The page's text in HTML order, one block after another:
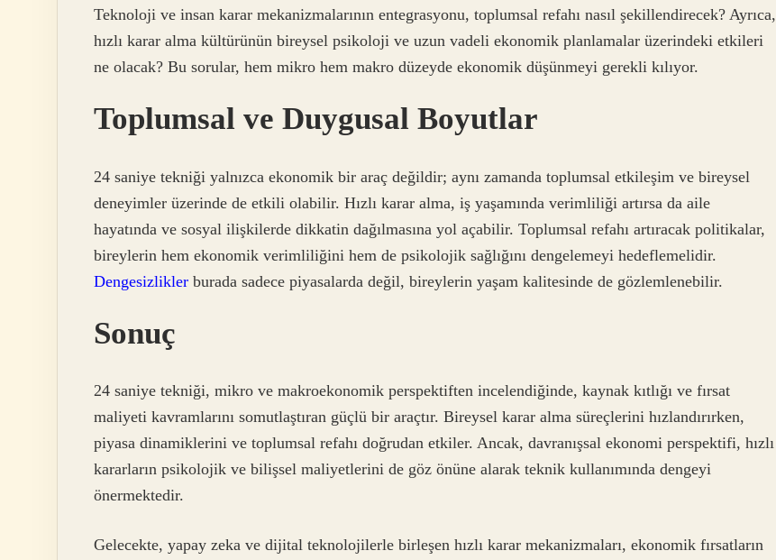
Teknoloji ve insan karar mekanizmalarının entegrasyonu, toplumsal refahı nasıl şekillendirecek? Ayrıca,
hızlı karar alma kültürünün bireysel psikoloji ve uzun vadeli ekonomik planlamalar üzerindeki etkileri
ne olacak? Bu sorular, hem mikro hem makro düzeyde ekonomik düşünmeyi gerekli kılıyor.
Toplumsal ve Duygusal Boyutlar
24 saniye tekniği yalnızca ekonomik bir araç değildir; aynı zamanda toplumsal etkileşim ve bireysel
deneyimler üzerinde de etkili olabilir. Hızlı karar alma, iş yaşamında verimliliği artırsa da aile
hayatında ve sosyal ilişkilerde dikkatin dağılmasına yol açabilir. Toplumsal refahı artıracak politikalar,
bireylerin hem ekonomik verimliliğini hem de psikolojik sağlığını dengelemeyi hedeflemelidir.
Dengesizlikler burada sadece piyasalarda değil, bireylerin yaşam kalitesinde de gözlemlenebilir.
Sonuç
24 saniye tekniği, mikro ve makroekonomik perspektiften incelendiğinde, kaynak kıtlığı ve fırsat
maliyeti kavramlarını somutlaştıran güçlü bir araçtır. Bireysel karar alma süreçlerini hızlandırırken,
piyasa dinamiklerini ve toplumsal refahı doğrudan etkiler. Ancak, davranışsal ekonomi perspektifi, hızlı
kararların psikolojik ve bilişsel maliyetlerini de göz önüne alarak teknik kullanımında dengeyi
önermektedir.
Gelecekte, yapay zeka ve dijital teknolojilerle birleşen hızlı karar mekanizmaları, ekonomik fırsatların